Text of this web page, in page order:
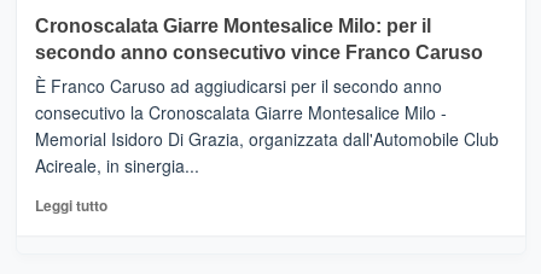
tra
sapori
vicoli
medievali
Mondello
(Palermo)
–
“E
adesso
Pasta
–
Sicilia
Cronoscalata Giarre Montesalice Milo: per il
secondo anno consecutivo vince Franco Caruso
È Franco Caruso ad aggiudicarsi per il secondo anno
consecutivo la Cronoscalata Giarre Montesalice Milo -
Memorial Isidoro Di Grazia, organizzata dall'Automobile Club
Acireale, in sinergia...
Leggi tuttoLeggi